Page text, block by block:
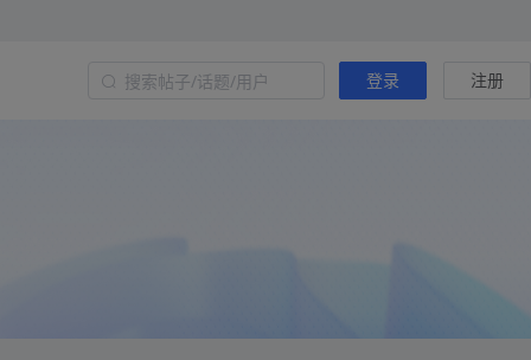
登录 注册